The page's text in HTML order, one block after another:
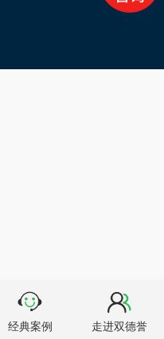
经典案例 走进双德誉